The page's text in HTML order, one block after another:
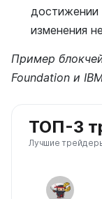
достижении
изменения
Пример
Foundation и
ТОП-3
Лучшие